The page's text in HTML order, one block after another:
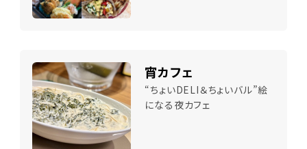
宵カフェ
“ちょいDELI＆ちょいバル”絵
になる夜カフェ